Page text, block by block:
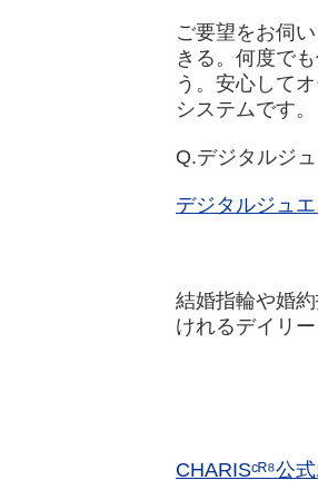
ご要望をお伺
きる。何度で
う。安心して
システムです。
Q.デジタルジ
デジタルジュ
結婚指輪や婚
けれるデイリ
CHARISᶜᴿ⁸公